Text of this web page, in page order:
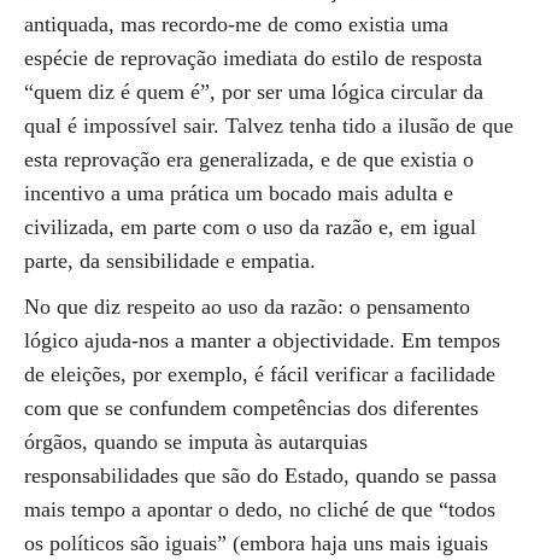
antiquada, mas recordo-me de como existia uma
espécie de reprovação imediata do estilo de resposta
“quem diz é quem é”, por ser uma lógica circular da
qual é impossível sair. Talvez tenha tido a ilusão de que
esta reprovação era generalizada, e de que existia o
incentivo a uma prática um bocado mais adulta e
civilizada, em parte com o uso da razão e, em igual
parte, da sensibilidade e empatia.
No que diz respeito ao uso da razão: o pensamento
lógico ajuda-nos a manter a objectividade. Em tempos
de eleições, por exemplo, é fácil verificar a facilidade
com que se confundem competências dos diferentes
órgãos, quando se imputa às autarquias
responsabilidades que são do Estado, quando se passa
mais tempo a apontar o dedo, no cliché de que “todos
os políticos são iguais” (embora haja uns mais iguais